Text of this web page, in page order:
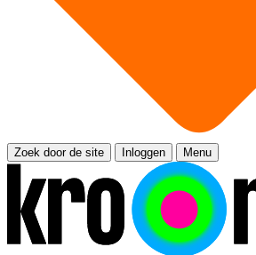
Zoek door de site Inloggen Menu